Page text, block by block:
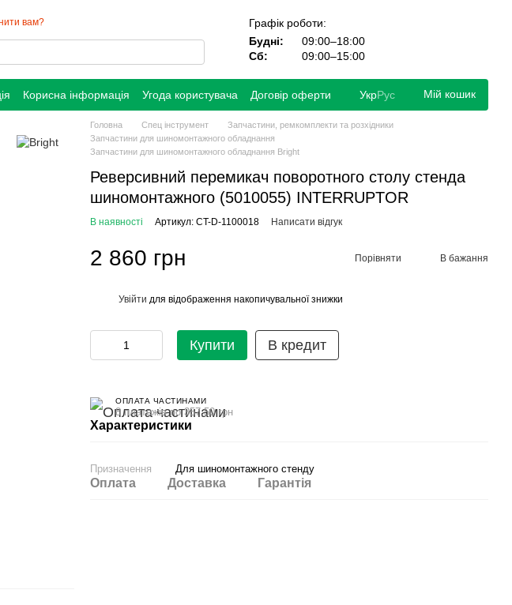
вам?
Графік роботи:
Будні:
09:00–18:00
Сб:
09:00–15:00
Корисна інформація Угода користувача Договір оферти УкрРус Мій кошик
Головна Спец інструмент
Запчастини, ремкомплекти та розхідники
Запчастини для шиномонтажного обладнання
Запчастини для шиномонтажного обладнання Bright
Реверсивний перемикач поворотного столу стенда
шиномонтажного (5010055) INTERRUPTOR
В наявності Артикул: CT-D-1100018 Написати відгук
2 860 грн Порівняти В бажання
Увійти для відображення накопичувальної знижки
Купити В кредит
ОПЛАТА ЧАСТИНАМИ
8 платежів по 357.50 грн
Характеристики
Призначення Для шиномонтажного стенду
Оплата Доставка Гарантія